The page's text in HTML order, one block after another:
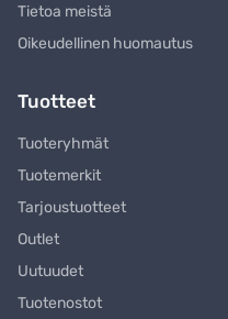
Tietoa meistä
Oikeudellinen huomautus
Tuotteet
Tuoteryhmät
Tuotemerkit
Tarjoustuotteet
Outlet
Uutuudet
Tuotenostot